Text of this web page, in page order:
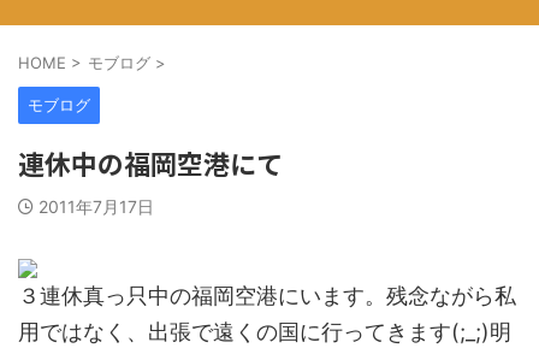
HOME > モブログ >
モブログ
連休中の福岡空港にて
2011年7月17日
３連休真っ只中の福岡空港にいます。残念ながら私
用ではなく、出張で遠くの国に行ってきます(;_;)明